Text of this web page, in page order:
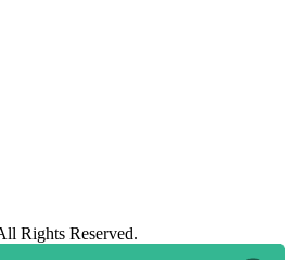
Rights Reserved.